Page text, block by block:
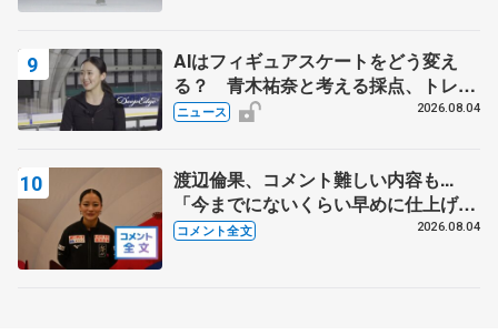
AIはフィギュアスケートをどう変え
る？ 青木祐奈と考える採点、トレー
ニングの未来
ニュース 2026.08.04
渡辺倫果、コメント難しい内容も...
「今までにないくらい早めに仕上げら
れている」 【アジアンオープントロ
コメント全文 2026.08.04